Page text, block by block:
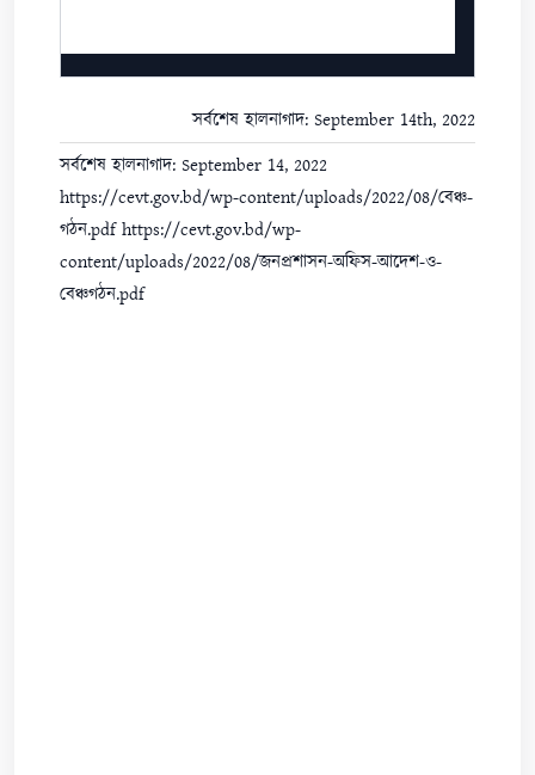
সর্বশেষ হালনাগাদ: September 14th, 2022
সর্বশেষ হালনাগাদ: September 14, 2022
https://cevt.gov.bd/wp-content/uploads/2022/08/বেঞ্চ-
গঠন.pdf https://cevt.gov.bd/wp-
content/uploads/2022/08/জনপ্রশাসন-অফিস-আদেশ-ও-
বেঞ্চগঠন.pdf